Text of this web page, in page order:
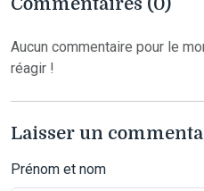
Aucun commentaire pour le
réagir !
Laisser un
Prénom et nom